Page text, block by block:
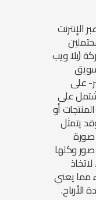
الإنترنت
(يلا ويب
على
على
أو
يتمثل
وكلها
مما يعني
الأرباح.